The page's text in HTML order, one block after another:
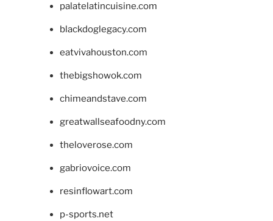
palatelatincuisine.com
blackdoglegacy.com
eatvivahouston.com
thebigshowok.com
chimeandstave.com
greatwallseafoodny.com
theloverose.com
gabriovoice.com
resinflowart.com
p-sports.net